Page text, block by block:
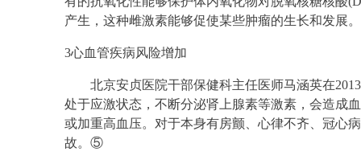
产生，这种雌激素能够促使某些肿瘤的生长和发展
3心血管疾病风险增加
北京安贞医院干部保健科主任医师马涵英在
处于应激状态，不断分泌肾上腺素等激素，会造成
或加重高血压。对于本身有房颤、心律不齐、冠心
故。⑤